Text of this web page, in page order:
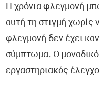
Η χρόνια φλεγμονή
αυτή τη στιγμή χωρίς
φλεγμονή δεν έχει
σύμπτωμα. Ο
εργαστηριακός